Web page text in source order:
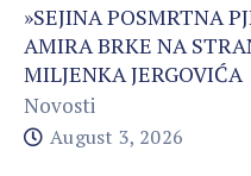
»SEJINA POSMRTNA
AMIRA BRKE NA
MILJENKA JERGOVIĆA
Novosti
August 3, 2026